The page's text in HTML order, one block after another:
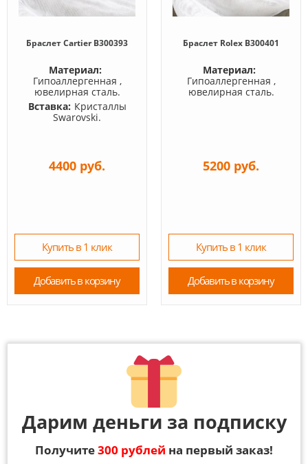
Браслет Cartier B300393
Материал:
Гипоаллергенная ,
ювелирная сталь.
Вставка: Кристаллы
Swarovski.
4400 руб.
Купить в 1 клик
Добавить в корзину
Браслет Rolex B300401
Материал:
Гипоаллергенная ,
ювелирная сталь.
5200 руб.
Купить в 1 клик
Добавить в корзину
Дарим деньги за подписку
Получите300 рублей на первый заказ!